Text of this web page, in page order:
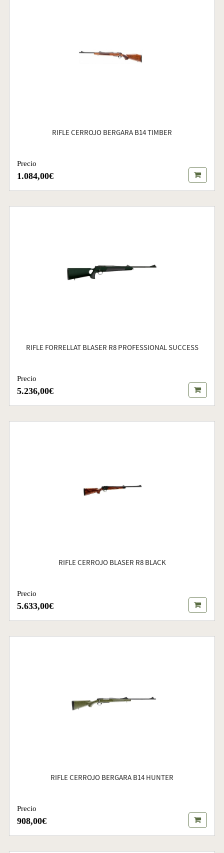
RIFLE CERROJO BERGARA B14 TIMBER
Precio
1.084,00€
RIFLE FORRELLAT BLASER R8 PROFESSIONAL SUCCESS
Precio
5.236,00€
RIFLE CERROJO BLASER R8 BLACK
Precio
5.633,00€
RIFLE CERROJO BERGARA B14 HUNTER
Precio
908,00€